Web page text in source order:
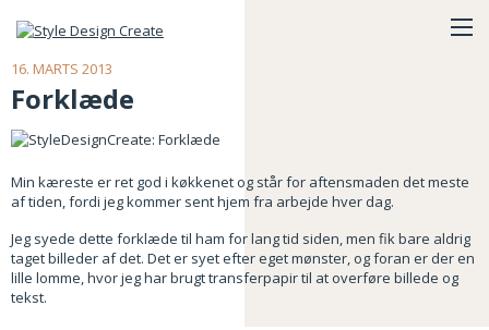
16. MARTS 2013
Forklæde
Min kæreste er ret god i køkkenet og står for aftensmaden det meste
af tiden, fordi jeg kommer sent hjem fra arbejde hver dag.
Jeg syede dette forklæde til ham for lang tid siden, men fik bare aldrig
taget billeder af det. Det er syet efter eget mønster, og foran er der en
lille lomme, hvor jeg har brugt transferpapir til at overføre billede og
tekst.